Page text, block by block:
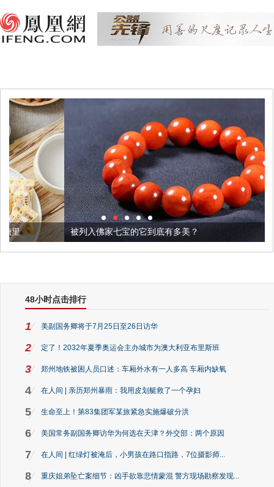
被列入佛家七宝的它到底有多美？
48小时点击排行
1 美副国务卿将于7月25日至26日访华
2 定了！2032年夏季奥运会主办城市为澳大利亚布里斯班
3 郑州地铁被困人员口述：车厢外水有一人多高 车厢内缺氧
4 在人间 | 亲历郑州暴雨：我用皮划艇救了一个孕妇
5 生命至上！第83集团军某旅紧急实施爆破分洪
6 美国常务副国务卿访华为何选在天津？外交部：两个原因
7 在人间 | 红绿灯被淹后，小男孩在路口指路，7位摄影师...
8 重庆姐弟坠亡案细节：凶手欲靠悲情蒙混 警方现场勘察发现...